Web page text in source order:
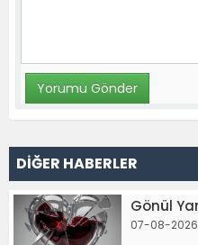
DİĞER HABERLER
Gönül
07-08-